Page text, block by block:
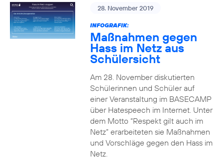
28. November 2019
INFOGRAFIK:
Maßnahmen gegen
Hass im Netz aus
Schülersicht
Am 28. November diskutierten
Schülerinnen und Schüler auf
einer Veranstaltung im BASECAMP
über Hatespeech im Internet. Unter
dem Motto “Respekt gilt auch im
Netz” erarbeiteten sie Maßnahmen
und Vorschläge gegen den Hass im
Netz.